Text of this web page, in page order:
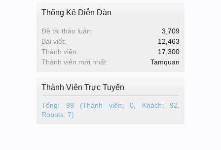
Thống Kê Diễn Đàn
Đề tài thảo luận:
3,709
Bài viết:
12,463
Thành viên:
17,300
Thành viên mới nhất:
Tamquan
Thành Viên Trực Tuyến
Tổng: 99 (Thành viên: 0, Khách: 92,
Robots: 7)